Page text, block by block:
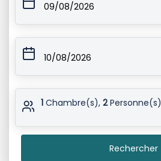
09/08/2026
10/08/2026
1 Chambre(s),2Personne(s)
Rechercher